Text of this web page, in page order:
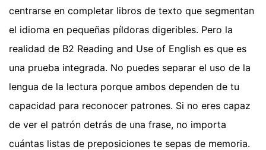
centrarse en completar libros de texto que segmentan
el idioma en pequeñas píldoras digeribles. Pero la
realidad de B2 Reading and Use of English es que es
una prueba integrada. No puedes separar el uso de la
lengua de la lectura porque ambos dependen de tu
capacidad para reconocer patrones. Si no eres capaz
de ver el patrón detrás de una frase, no importa
cuántas listas de preposiciones te sepas de memoria.